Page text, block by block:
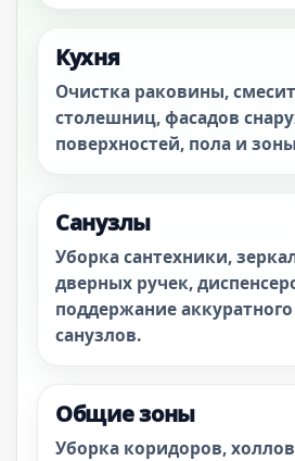
Кухня
Очистка раковины,
столешниц, фасадов
поверхностей, пола и
Санузлы
Уборка сантехники,
дверных ручек,
поддержание
санузлов.
Общие зоны
Уборка коридоров,